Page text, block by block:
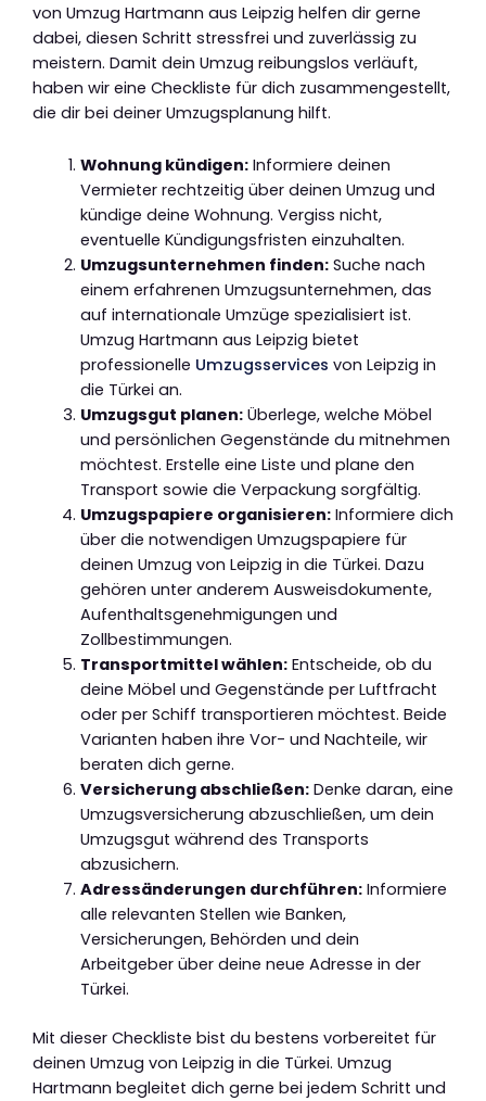
von Umzug Hartmann aus Leipzig helfen dir gerne
dabei, diesen Schritt stressfrei und zuverlässig zu
meistern. Damit dein Umzug reibungslos verläuft,
haben wir eine Checkliste für dich zusammengestellt,
die dir bei deiner Umzugsplanung hilft.
Wohnung kündigen:Informiere deinen
Vermieter rechtzeitig über deinen Umzug und
kündige deine Wohnung. Vergiss nicht,
eventuelle Kündigungsfristen einzuhalten.
Umzugsunternehmen finden:Suche nach
einem erfahrenen Umzugsunternehmen, das
auf internationale Umzüge spezialisiert ist.
Umzug Hartmann aus Leipzig bietet
professionelle Umzugsservices von Leipzig in
die Türkei an.
Umzugsgut planen:Überlege, welche Möbel
und persönlichen Gegenstände du mitnehmen
möchtest. Erstelle eine Liste und plane den
Transport sowie die Verpackung sorgfältig.
Umzugspapiere organisieren:Informiere dich
über die notwendigen Umzugspapiere für
deinen Umzug von Leipzig in die Türkei. Dazu
gehören unter anderem Ausweisdokumente,
Aufenthaltsgenehmigungen und
Zollbestimmungen.
Transportmittel wählen:Entscheide, ob du
deine Möbel und Gegenstände per Luftfracht
oder per Schiff transportieren möchtest. Beide
Varianten haben ihre Vor- und Nachteile, wir
beraten dich gerne.
Versicherung abschließen:Denke daran, eine
Umzugsversicherung abzuschließen, um dein
Umzugsgut während des Transports
abzusichern.
Adressänderungen durchführen:Informiere
alle relevanten Stellen wie Banken,
Versicherungen, Behörden und dein
Arbeitgeber über deine neue Adresse in der
Türkei.
Mit dieser Checkliste bist du bestens vorbereitet für
deinen Umzug von Leipzig in die Türkei. Umzug
Hartmann begleitet dich gerne bei jedem Schritt und